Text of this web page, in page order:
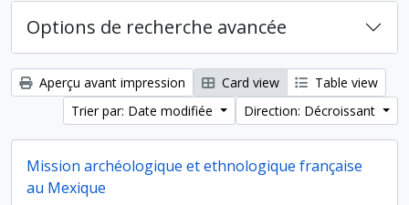
Options de recherche avancée
Aperçu avant impression Card view
Table view
Trier par: Date modifiée
Direction: Décroissant
Mission archéologique et ethnologique française
au Mexique